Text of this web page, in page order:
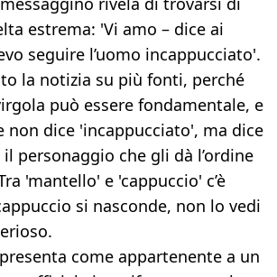
estrema: 'Vi amo – dice ai
seguire l’uomo incappucciato'.
la notizia su più fonti, perché
può essere fondamentale, e
dice 'incappucciato', ma dice
personaggio che gli dà l’ordine
'mantello' e 'cappuccio' c’è
si nasconde, non lo vedi
come appartenente a un